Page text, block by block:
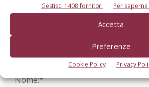
Gestisci 1408 fornitori Per
Accetta
Preferenze
Cookie Policy Privacy